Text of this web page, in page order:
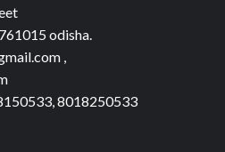
odisha.
,
8018250533